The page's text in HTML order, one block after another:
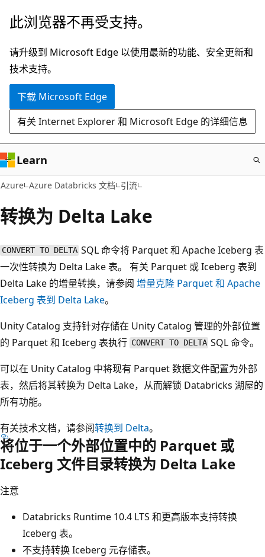
跳
主
要
内
此浏览器不再受支持。
请升级到 Microsoft Edge 以使用最新的功能、安全更新和
技术支持。
下载 Microsoft Edge
有关 Internet Explorer 和 Microsoft Edge 的详细信息
Learn
Azure Azure Databricks 文档 引流
转换为 Delta Lake
CONVERT TO DELTA SQL 命令将 Parquet 和 Apache Iceberg 表
一次性转换为 Delta Lake 表。 有关 Parquet 或 Iceberg 表到
Delta Lake 的增量转换，请参阅 增量克隆 Parquet 和 Apache
Iceberg 表到 Delta Lake。
Unity Catalog 支持针对存储在 Unity Catalog 管理的外部位置
的 Parquet 和 Iceberg 表执行 CONVERT TO DELTA SQL 命令。
可以在 Unity Catalog 中将现有 Parquet 数据文件配置为外部
表，然后将其转换为 Delta Lake，从而解锁 Databricks 湖屋的
所有功能。
有关技术文档，请参阅转换到 Delta。
将位于一个外部位置中的 Parquet 或
Iceberg 文件目录转换为 Delta Lake
注意
Databricks Runtime 10.4 LTS 和更高版本支持转换
Iceberg 表。
不支持转换 Iceberg 元存储表。